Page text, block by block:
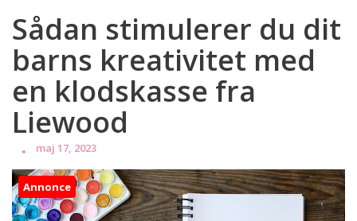
Sådan stimulerer du dit
barns kreativitet med
en klodskasse fra
Liewood
maj 17, 2023
Annonce